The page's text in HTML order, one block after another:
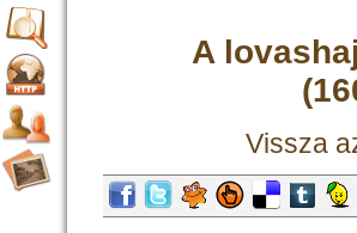
A
Vissza